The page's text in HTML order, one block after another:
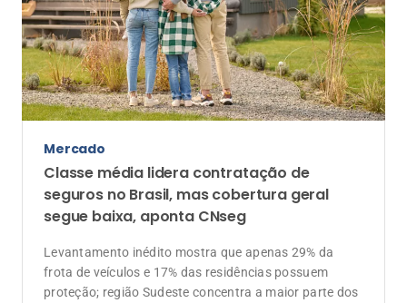
Mercado
Classe média lidera contratação de
seguros no Brasil, mas cobertura geral
segue baixa, aponta CNseg
Levantamento inédito mostra que apenas 29% da
frota de veículos e 17% das residências possuem
proteção; região Sudeste concentra a maior parte dos